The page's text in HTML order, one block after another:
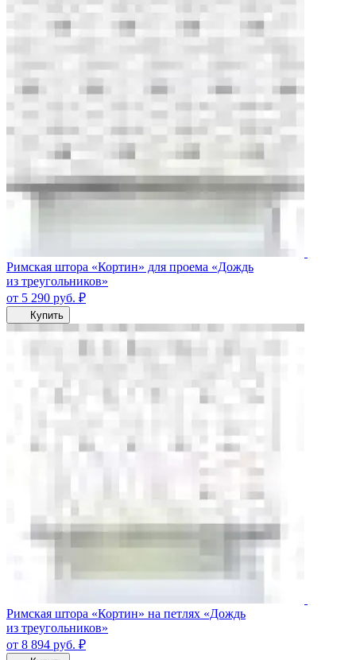
Римская штора «Кортин» для проема «Дождь
из треугольников»
от 5 290 руб. ₽
Купить
Римская штора «Кортин» на петлях «Дождь
из треугольников»
от 8 894 руб. ₽